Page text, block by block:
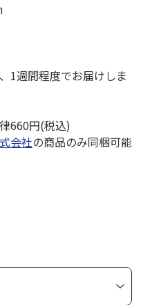
1週間程度でお届けしま
660円(税込)
会社の商品のみ同梱可能